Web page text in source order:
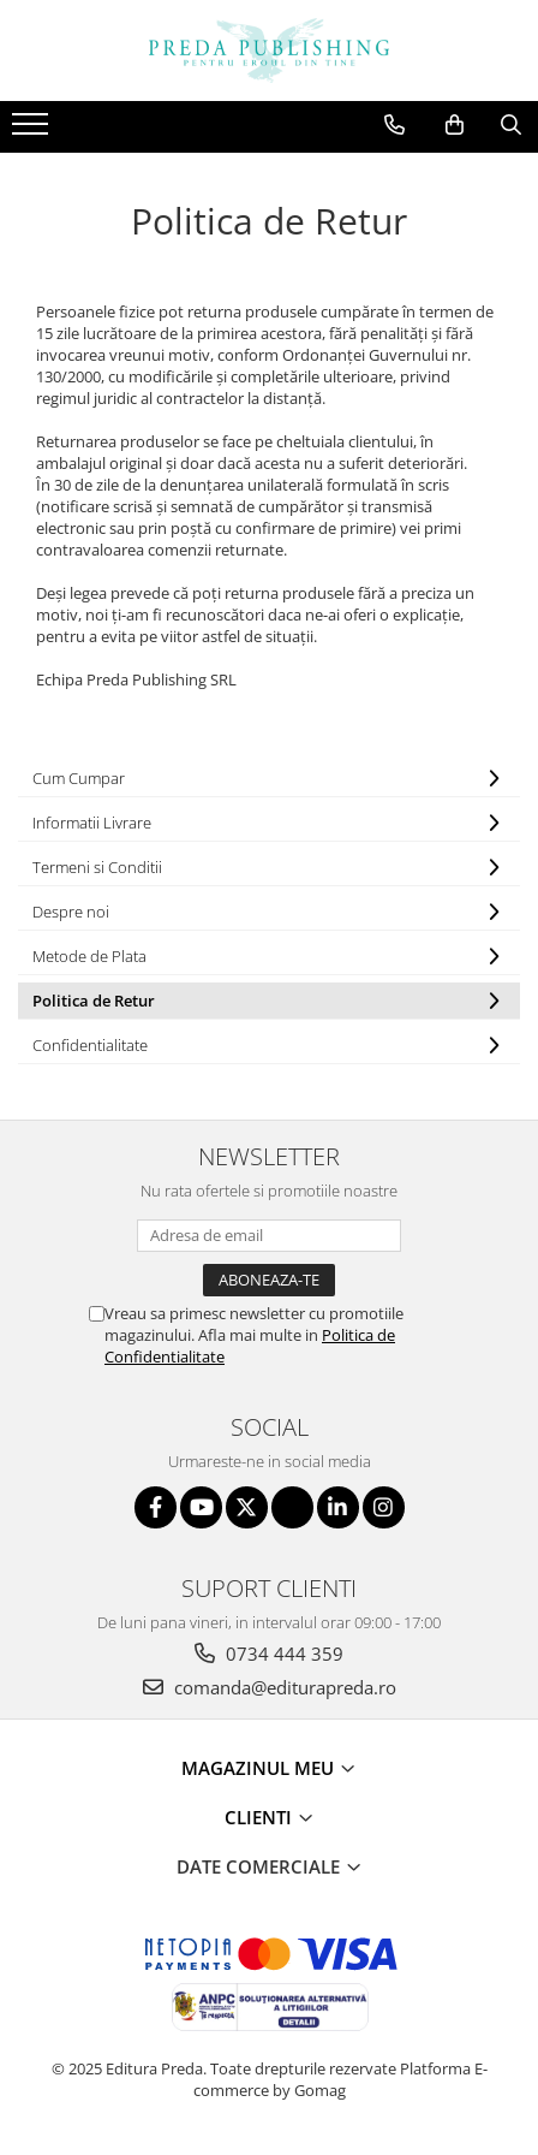
Politica de Retur
Persoanele fizice pot returna produsele cumpărate în termen de
15 zile lucrătoare de la primirea acestora, fără penalități și fără
invocarea vreunui motiv, conform Ordonanței Guvernului nr.
130/2000, cu modificările și completările ulterioare, privind
regimul juridic al contractelor la distanță.
Returnarea produselor se face pe cheltuiala clientului, în
ambalajul original și doar dacă acesta nu a suferit deteriorări.
În 30 de zile de la denunțarea unilaterală formulată în scris
(notificare scrisă și semnată de cumpărător și transmisă
electronic sau prin poștă cu confirmare de primire) vei primi
contravaloarea comenzii returnate.
Deși legea prevede că poți returna produsele fără a preciza un
motiv, noi ți-am fi recunoscători daca ne-ai oferi o explicație,
pentru a evita pe viitor astfel de situații.
Echipa Preda Publishing SRL
Cum Cumpar
Informatii Livrare
Termeni si Conditii
Despre noi
Metode de Plata
Politica de Retur
Confidentialitate
NEWSLETTER
Nu rata ofertele si promotiile noastre
Vreau sa primesc newsletter cu promotiile
magazinului. Afla mai multe in Politica de
Confidentialitate
SOCIAL
Urmareste-ne in social media
SUPORT CLIENTI
De luni pana vineri, in intervalul orar 09:00 - 17:00
0734 444 359
comanda@editurapreda.ro
MAGAZINUL MEU
CLIENTI
DATE COMERCIALE
© 2025 Editura Preda. Toate drepturile rezervate Platforma E-
commerce by Gomag